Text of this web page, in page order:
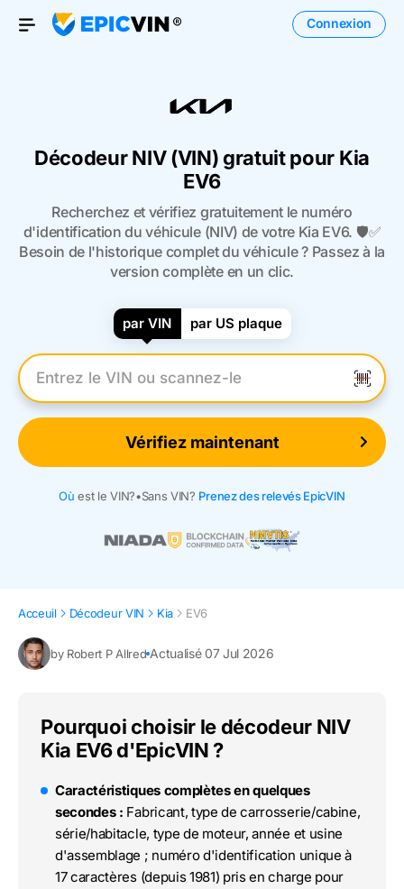
Open Menu
Connexion
Décodeur NIV (VIN) gratuit pour Kia
EV6
Recherchez et vérifiez gratuitement le numéro
d'identification du véhicule (NIV) de votre Kia EV6. 🛡️✅
Besoin de l'historique complet du véhicule ? Passez à la
version complète en un clic.
par VIN par US plaque
Entrez le numéro VIN
Vérifiez maintenant
Où est le VIN?•Sans VIN? Prenez des relevés EpicVIN
Acceuil Décodeur VIN Kia EV6
by Robert P Allred Actualisé 07 Jul 2026
Pourquoi choisir le décodeur NIV
Kia EV6 d'EpicVIN ?
Caractéristiques complètes en quelques
secondes : Fabricant, type de carrosserie/cabine,
série/habitacle, type de moteur, année et usine
d'assemblage ; numéro d'identification unique à
17 caractères (depuis 1981) pris en charge pour